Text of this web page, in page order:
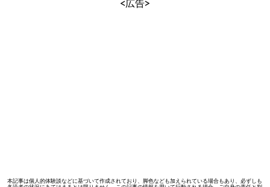
<広告>
本記事は個人的体験談などに基づいて作成されており、脚色なども加えられている場合もあり、必ずしも